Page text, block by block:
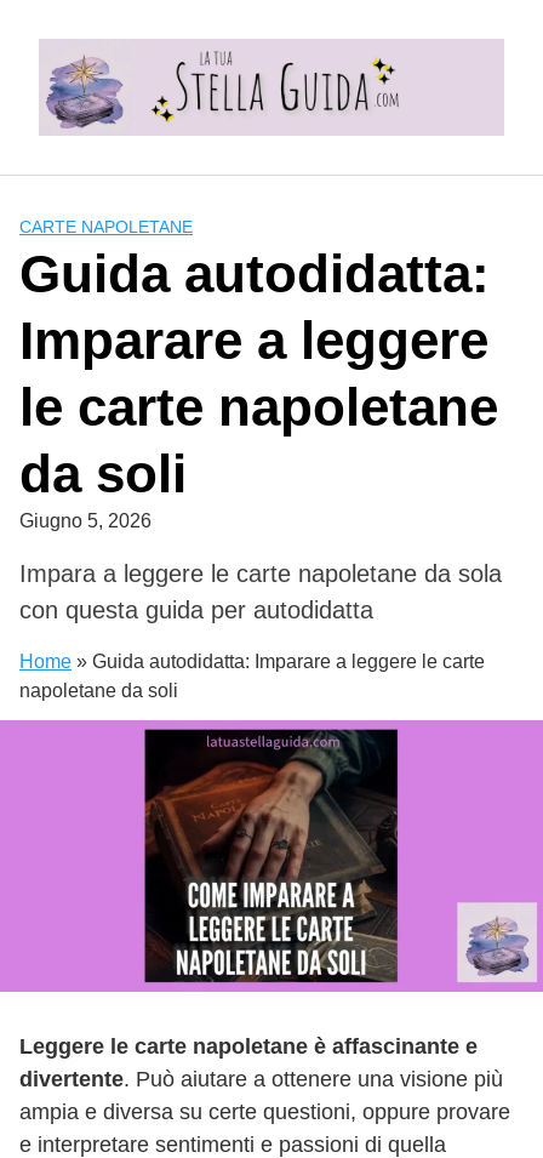
content
CARTE NAPOLETANE
Guida autodidatta:
Imparare a leggere
le carte napoletane
da soli
Giugno 5, 2026
Impara a leggere le carte napoletane da sola
con questa guida per autodidatta
Home » Guida autodidatta: Imparare a leggere le carte
napoletane da soli
Leggere le carte napoletane è affascinante e
divertente. Può aiutare a ottenere una visione più
ampia e diversa su certe questioni, oppure provare
e interpretare sentimenti e passioni di quella